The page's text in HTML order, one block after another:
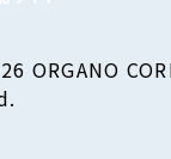
ORGANO